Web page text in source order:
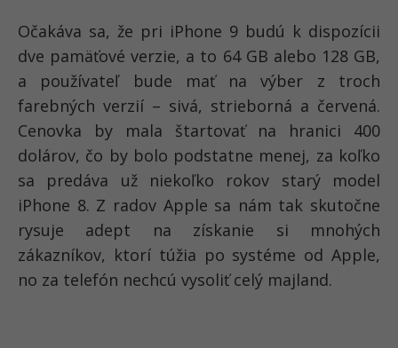
Očakáva sa, že pri iPhone 9 budú k dispozícii
dve pamäťové verzie, a to 64 GB alebo 128 GB,
a používateľ bude mať na výber z troch
farebných verzií – sivá, strieborná a červená.
Cenovka by mala štartovať na hranici 400
dolárov, čo by bolo podstatne menej, za koľko
sa predáva už niekoľko rokov starý model
iPhone 8. Z radov Apple sa nám tak skutočne
rysuje adept na získanie si mnohých
zákazníkov, ktorí túžia po systéme od Apple,
no za telefón nechcú vysoliť celý majland.